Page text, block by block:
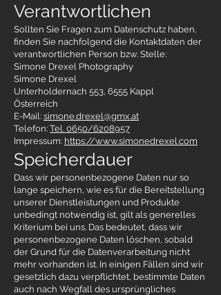
Verantwortlichen
Sollten Sie Fragen zum Datenschutz haben,
finden Sie nachfolgend die Kontaktdaten der
verantwortlichen Person bzw. Stelle:
Simone Drexel Photography
Simone Drexel
Unterholdernach 553, 6555 Kappl
Österreich
E-Mail: simone.drexel@gmx.at
Telefon: Tel. 0650/6208957
Impressum: https://www.simonedrexel.com
Speicherdauer
Dass wir personenbezogene Daten nur so
lange speichern, wie es für die Bereitstellung
unserer Dienstleistungen und Produkte
unbedingt notwendig ist, gilt als generelles
Kriterium bei uns. Das bedeutet, dass wir
personenbezogene Daten löschen, sobald
der Grund für die Datenverarbeitung nicht
mehr vorhanden ist. In einigen Fällen sind wir
gesetzlich dazu verpflichtet, bestimmte Daten
auch nach Wegfall des ursprüngliches